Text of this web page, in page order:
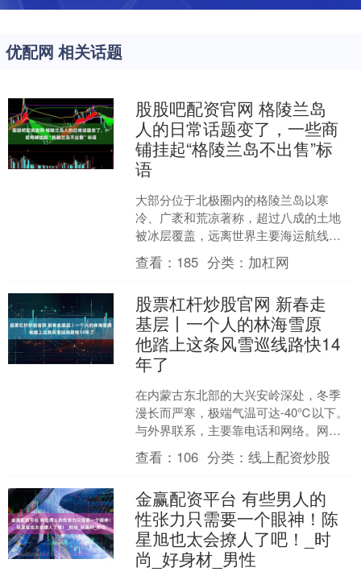
优配网 相关话题
股股吧配资官网 格陵兰岛
人的日常话题变了，一些商
铺挂起“格陵兰岛不出售”标
语
大部分位于北极圈内的格陵兰岛以寒
冷、广袤和荒凉著称，超过八成的土地
被冰层覆盖，远离世界主要海运航线，
也很少进入国际政治的核心视野。对许
多格陵兰岛人来说，这里像是....
查看： 185 分类： 加杠网
股票杠杆炒股官网 新春走
基层丨一个人的林海雪原
他踏上这条风雪巡线路快14
年了
在内蒙古东北部的大兴安岭深处，冬季
漫长而严寒，极端气温可达-40℃以下。
与外界联系，主要靠电话和网络。网络
维护员柴瑞峰负责的片区内有6000余名
居民，还驻有消防....
查看： 106 分类：线上配资炒股
金赢配资平台 有些男人的
性张力只需要一个眼神！陈
星旭也太会撩人了吧！_时
尚_好身材_男性